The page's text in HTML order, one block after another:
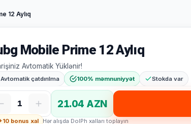
12 Aylıq
Mobile Prime 12 Aylıq
Avtomatik Yüklənir!
Avtomatik çatdırılma 100% məmnuniyyət Stokda var
1 21.04 AZN
bonus xal Hər alışda DolPh xalları toplayın